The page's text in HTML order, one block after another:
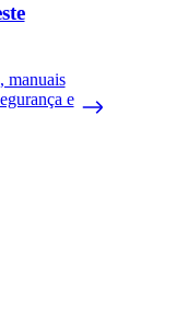
manuais
e
e estão em
do produto com